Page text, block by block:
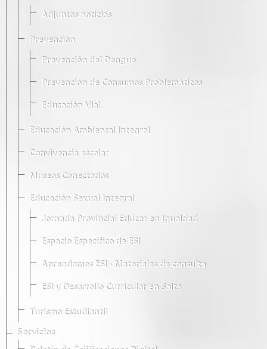
Adjuntos noticias
Prevención
Prevención del Dengue
Prevención de Consumos Problemáticos
Educación Vial
Educación Ambiental Integral
Convivencia escolar
Museos Conectados
Educación Sexual Integral
Jornada Provincial Educar en Igualdad
Espacio Específico de ESI
Aprendamos ESI - Materiales de consulta
ESI y Desarrollo Curricular en Salta
Turismo Estudiantil
Servicios